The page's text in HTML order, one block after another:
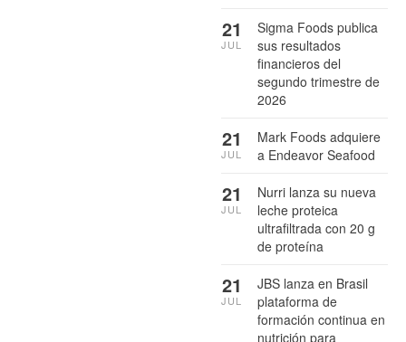
Sigma Foods publica
sus resultados
financieros del
segundo trimestre de
2026
21
JUL
Mark Foods adquiere
a Endeavor Seafood
21
JUL
Nurri lanza su nueva
leche proteica
ultrafiltrada con 20 g
de proteína
21
JUL
JBS lanza en Brasil
plataforma de
formación continua en
nutrición para
21
JUL